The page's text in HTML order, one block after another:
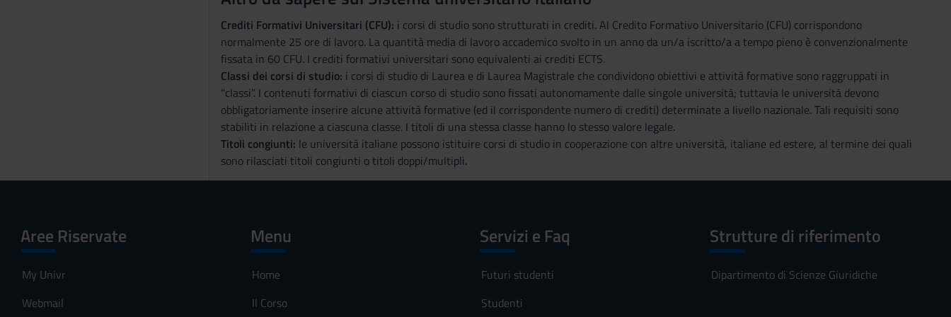
Crediti Formativi Universitari (CFU): i corsi di studio sono strutturati in crediti. Al Credito Formativo Universitario (CFU) corrispondono
normalmente 25 ore di lavoro. La quantità media di lavoro accademico svolto in un anno da un/a iscritto/a a tempo pieno è convenzionalmente
fissata in 60 CFU. I crediti formativi universitari sono equivalenti ai crediti ECTS.
Classi dei corsi di studio: i corsi di studio di Laurea e di Laurea Magistrale che condividono obiettivi e attività formative sono raggruppati in
“classi”. I contenuti formativi di ciascun corso di studio sono fissati autonomamente dalle singole università; tuttavia le università devono
obbligatoriamente inserire alcune attività formative (ed il corrispondente numero di crediti) determinate a livello nazionale. Tali requisiti sono
stabiliti in relazione a ciascuna classe. I titoli di una stessa classe hanno lo stesso valore legale.
Titoli congiunti: le università italiane possono istituire corsi di studio in cooperazione con altre università, italiane ed estere, al termine dei quali
sono rilasciati titoli congiunti o titoli doppi/multipli.
Aree Riservate
My Univr
Webmail
Menu
Home
Il Corso
Servizi e Faq
Futuri studenti
Studenti
Strutture di riferimento
Dipartimento di Scienze Giuridiche